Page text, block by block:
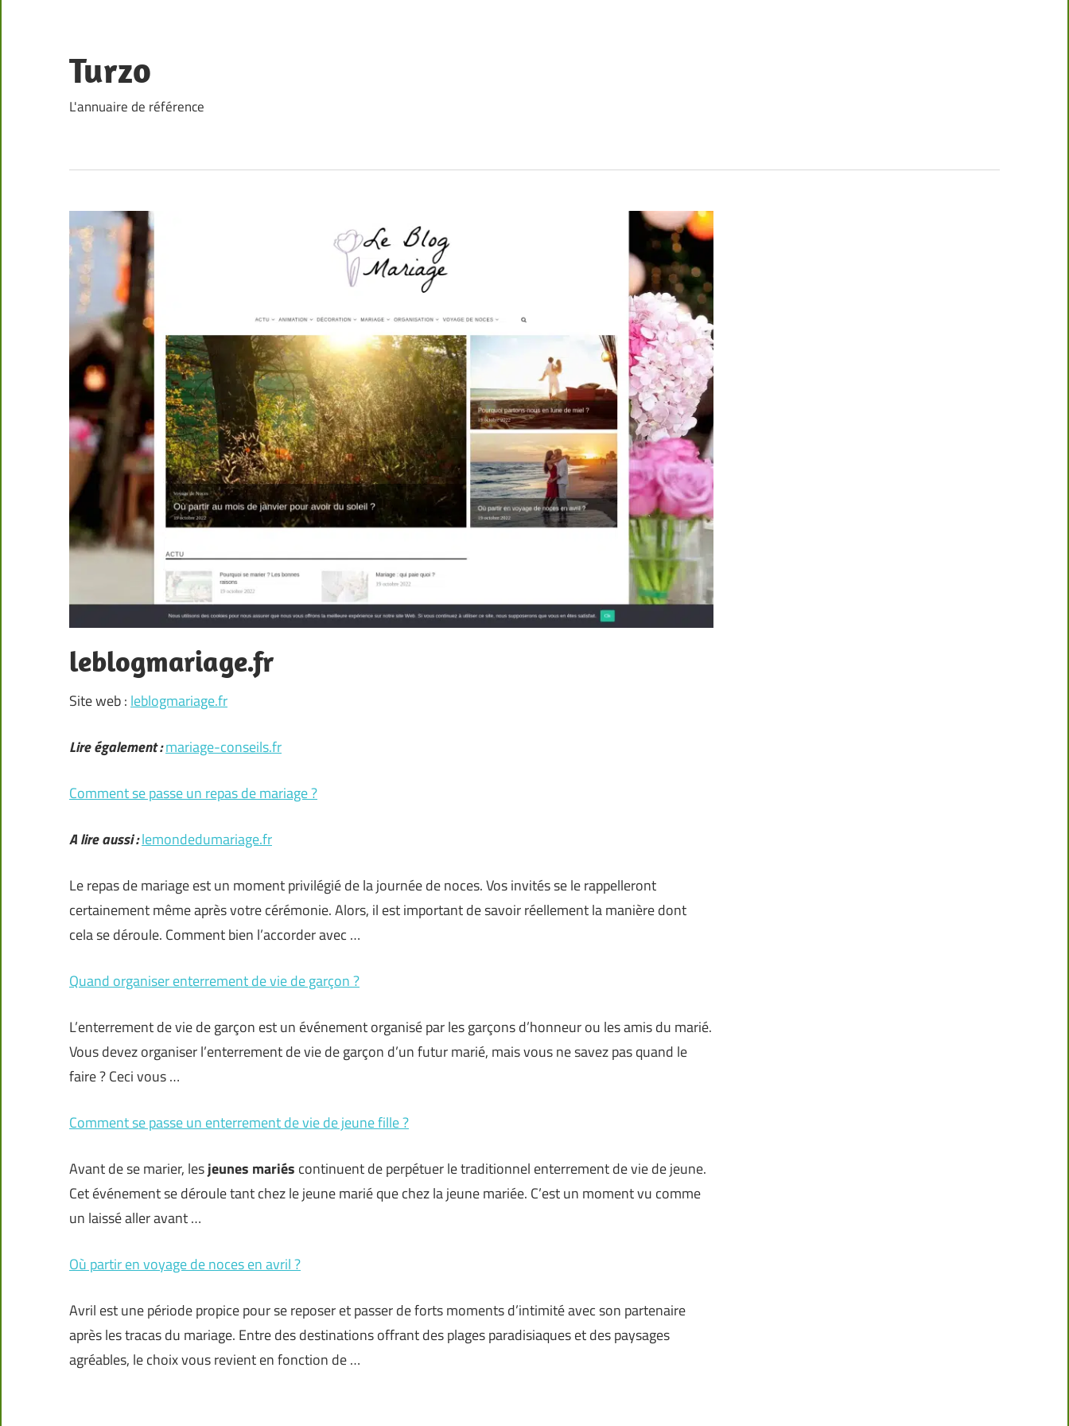
content
Turzo
L'annuaire de référence
leblogmariage.fr
Site web : leblogmariage.fr
Lire également :mariage-conseils.fr
Comment se passe un repas de mariage ?
A lire aussi :lemondedumariage.fr
Le repas de mariage est un moment privilégié de la journée de noces. Vos invités se le rappelleront
certainement même après votre cérémonie. Alors, il est important de savoir réellement la manière dont
cela se déroule. Comment bien l’accorder avec …
Quand organiser enterrement de vie de garçon ?
L’enterrement de vie de garçon est un événement organisé par les garçons d’honneur ou les amis du marié.
Vous devez organiser l’enterrement de vie de garçon d’un futur marié, mais vous ne savez pas quand le
faire ? Ceci vous …
Comment se passe un enterrement de vie de jeune fille ?
Avant de se marier, lesjeunes mariés continuent de perpétuer le traditionnel enterrement de vie de jeune.
Cet événement se déroule tant chez le jeune marié que chez la jeune mariée. C’est un moment vu comme
un laissé aller avant …
Où partir en voyage de noces en avril ?
Avril est une période propice pour se reposer et passer de forts moments d’intimité avec son partenaire
après les tracas du mariage. Entre des destinations offrant des plages paradisiaques et des paysages
agréables, le choix vous revient en fonction de …